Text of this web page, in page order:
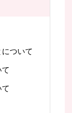
ついて